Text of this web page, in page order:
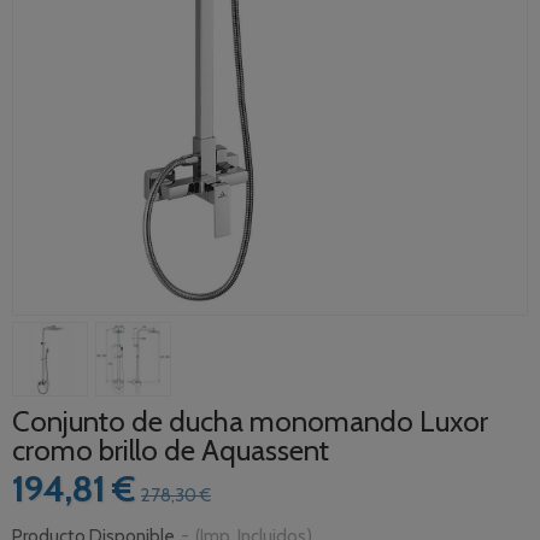
Conjunto de ducha monomando Luxor
cromo brillo de Aquassent
194,81 € 278,30 €